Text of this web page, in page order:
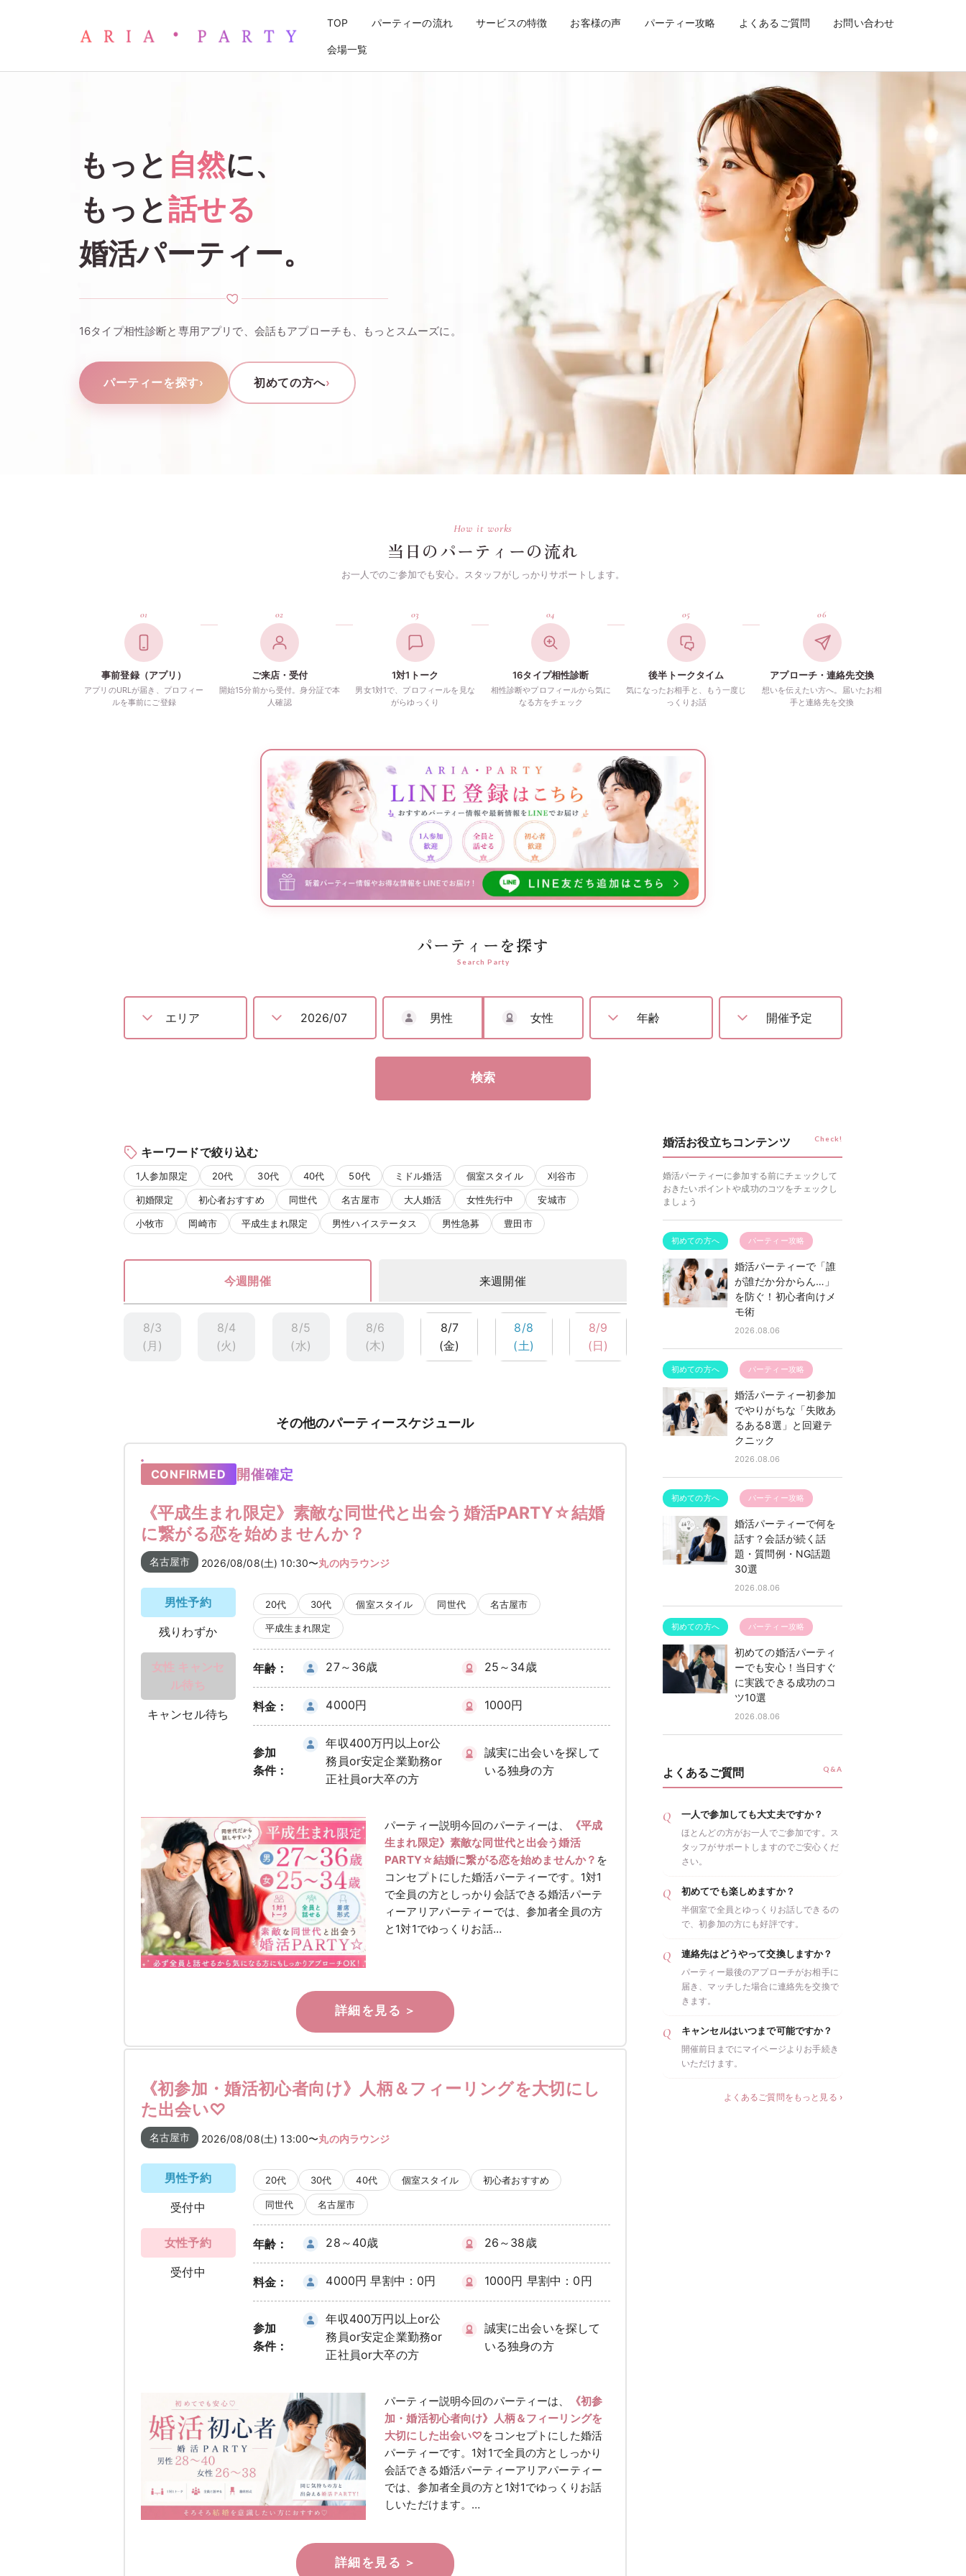
名古屋の婚活パーティー・お見合いパーティーならアリアパーティー
TOP パーティーの流れ サービスの特徴 お客様の声 パーティー攻略 よくあるご質問 お問い合わせ
会場一覧
もっと 自然に、
もっと話せる
婚活パーティー。
16タイプ相性診断と専用アプリで、会話もアプローチも、もっとスムーズに。
パーティーを探す› 初めての方へ›
How it works
当日のパーティーの流れ
お一人でのご参加でも安心。スタッフがしっかりサポートします。
01
事前登録（アプリ）
アプリのURLが届き、プロフィー
ルを事前にご登録
02
ご来店・受付
開始15分前から受付。身分証で本
人確認
03
1対1トーク
男女1対1で、プロフィールを見な
がらゆっくり
04
16タイプ相性診断
相性診断やプロフィールから気に
なる方をチェック
05
後半トークタイム
気になったお相手と、もう一度じ
っくりお話
06
アプローチ・連絡先交換
想いを伝えたい方へ。届いたお相
手と連絡先を交換
パーティーを探す
Search Party
男性 女性
検索
キーワードで絞り込む
1人参加限定 20代 30代 40代 50代 ミドル婚活 個室スタイル 刈谷市
初婚限定 初心者おすすめ 同世代 名古屋市 大人婚活 女性先行中 安城市
小牧市 岡崎市 平成生まれ限定 男性ハイステータス 男性急募 豊田市
今週開催 来週開催
8/3
(月)
8/4
(火)
8/5
(水)
8/6
(木)
8/7
(金)
8/8
(土)
8/9
(日)
その他のパーティースケジュール
CONFIRMED 開催確定
《平成生まれ限定》素敵な同世代と出会う婚活PARTY☆結婚
に繋がる恋を始めませんか？
名古屋市 2026/08/08(土) 10:30〜丸の内ラウンジ
男性予約
残りわずか
女性 キャンセ
ル待ち
キャンセル待ち
20代 30代 個室スタイル 同世代 名古屋市
平成生まれ限定
年齢： 27～36歳 25～34歳
料金： 4000円 1000円
参加
条件：
年収400万円以上or公
務員or安定企業勤務or
正社員or大卒の方
誠実に出会いを探して
いる独身の方
パーティー説明今回のパーティーは、
《平成
生まれ限定》素敵な同世代と出会う婚活
PARTY☆結婚に繋がる恋を始めませんか？ を
コンセプトにした婚活パーティーです。1対1
で全員の方としっかり会話できる婚活パーテ
ィーアリアパーティーでは、参加者全員の方
と1対1でゆっくりお話…
《初参加・婚活初心者向け》人柄＆フィーリングを大切にし
た出会い♡
名古屋市 2026/08/08(土) 13:00〜丸の内ラウンジ
男性予約
受付中
女性予約
受付中
20代 30代 40代 個室スタイル 初心者おすすめ
同世代 名古屋市
年齢： 28～40歳 26～38歳
料金： 4000円 早割中：0円 1000円 早割中：0円
参加
条件：
年収400万円以上or公
務員or安定企業勤務or
正社員or大卒の方
誠実に出会いを探して
いる独身の方
パーティー説明今回のパーティーは、
《初参
加・婚活初心者向け》人柄＆フィーリングを
大切にした出会い♡をコンセプトにした婚活
パーティーです。1対1で全員の方としっかり
会話できる婚活パーティーアリアパーティー
では、参加者全員の方と1対1でゆっくりお話
しいただけます。…
婚活お役立ちコンテンツ Check!
婚活パーティーに参加する前にチェックして
おきたいポイントや成功のコツをチェックし
ましょう
初めての方へ パーティー攻略
婚活パーティーで「誰
が誰だか分からん…」
を防ぐ！初心者向けメ
モ術
2026.08.06
初めての方へ パーティー攻略
婚活パーティー初参加
でやりがちな「失敗あ
るある8選」と回避テ
クニック
2026.08.06
初めての方へ パーティー攻略
婚活パーティーで何を
話す？会話が続く話
題・質問例・NG話題
30選
2026.08.06
初めての方へ パーティー攻略
初めての婚活パーティ
ーでも安心！当日すぐ
に実践できる成功のコ
ツ10選
2026.08.06
よくあるご質問 Q&A
一人で参加しても大丈夫ですか？
ほとんどの方がお一人でご参加です。ス
タッフがサポートしますのでご安心くだ
さい。
初めてでも楽しめますか？
半個室で全員とゆっくりお話しできるの
で、初参加の方にも好評です。
連絡先はどうやって交換しますか？
パーティー最後のアプローチがお相手に
届き、マッチした場合に連絡先を交換で
きます。
キャンセルはいつまで可能ですか？
開催前日までにマイページよりお手続き
いただけます。
よくあるご質問をもっと見る ›
女性